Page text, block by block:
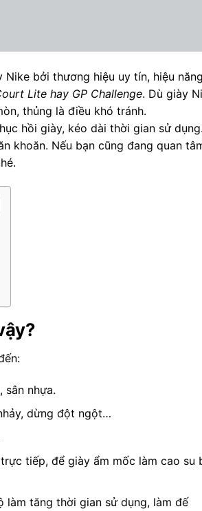
bởi thương hiệu uy tín, hiệu
Lite hay GP Challenge. Dù giày
thủng là điều khó tránh.
hồi giày, kéo dài thời gian sử
khoăn. Nếu bạn cũng đang quan
sân nhựa.
dừng đột ngột…
tiếp, để giày ẩm mốc làm cao su
làm tăng thời gian sử dụng, làm đế